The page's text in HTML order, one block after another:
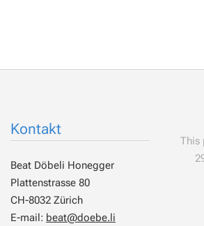
Kontakt
Beat Döbeli Honegger
Plattenstrasse 80
CH-8032 Zürich
E-mail: beat@doebe.li
This